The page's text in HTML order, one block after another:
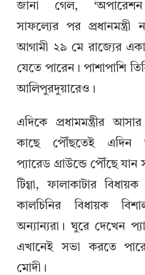
জানা গেল, ‘অপারেশন
সাফল্যের পর প্রধানমন্ত্রী
আগামী ২৯ মে রাজ্যের
যেতে পারেন। পাশাপাশি
আলিপুরদুয়ারেও।
এদিকে প্রধামমন্ত্রীর
কাছে পৌঁছতেই এদিন
প্যারেড গ্রাউন্ডে পৌঁছে
টিগ্গা, ফালাকাটার
কালচিনির বিধায়ক
অন্যান্যরা। ঘুরে দেখেন
এখানেই সভা করতে পারেন
মোদী।